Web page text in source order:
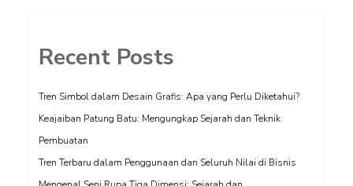
Recent Posts
Tren Simbol dalam Desain Grafis: Apa yang Perlu Diketahui?
Keajaiban Patung Batu: Mengungkap Sejarah dan Teknik
Pembuatan
Tren Terbaru dalam Penggunaan dan Seluruh Nilai di Bisnis